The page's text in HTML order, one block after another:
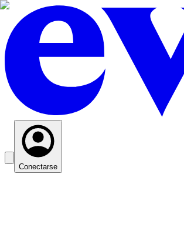
Conectarse